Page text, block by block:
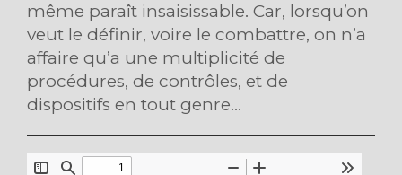
même paraît insaisissable. Car, lorsqu’on
veut le définir, voire le combattre, on n’a
affaire qu’a une multiplicité de
procédures, de contrôles, et de
dispositifs en tout genre...